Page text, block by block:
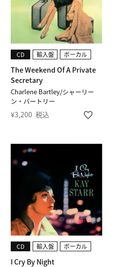
Charlene Bartley/シャーリー
ン・バートリー
The Weekend Of A Private
Secretary
CD 輸入盤 ボーカル
¥3,200 税込
I Cry By Night
CD 輸入盤 ボーカル